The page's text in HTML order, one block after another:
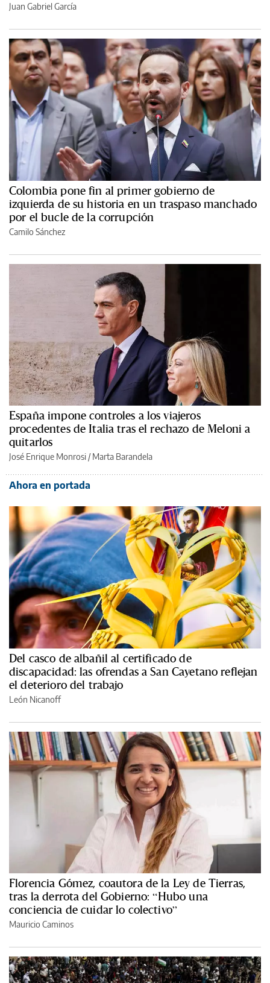
Juan Gabriel García
Colombia pone fin al primer gobierno de
izquierda de su historia en un traspaso manchado
por el bucle de la corrupción
Camilo Sánchez
España impone controles a los viajeros
procedentes de Italia tras el rechazo de Meloni a
quitarlos
José Enrique Monrosi / Marta Barandela
Ahora en portada
Del casco de albañil al certificado de
discapacidad: las ofrendas a San Cayetano reflejan
el deterioro del trabajo
León Nicanoff
Florencia Gómez, coautora de la Ley de Tierras,
tras la derrota del Gobierno: “Hubo una
conciencia de cuidar lo colectivo”
Mauricio Caminos